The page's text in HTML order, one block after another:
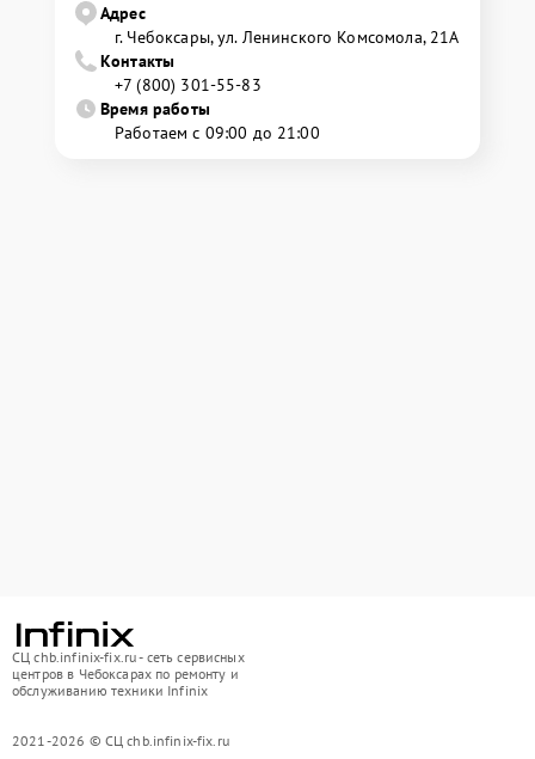
Адрес
г. Чебоксары, ул. Ленинского Комсомола, 21А
Контакты
+7 (800) 301-55-83
Время работы
Работаем с 09:00 до 21:00
СЦ chb.infinix-fix.ru - сеть сервисных
центров в Чебоксарах по ремонту и
обслуживанию техники Infinix
2021-2026 © СЦ chb.infinix-fix.ru